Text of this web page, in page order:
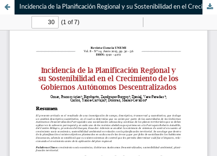
Incidencia de la Planificación Regional y su Sostenibilidad en el Crecimiento de los Gobiernos Autónomos Descentralizados / Impact of Regional Planning and Sustainability in the Growth of Autonomous Government Decentralized